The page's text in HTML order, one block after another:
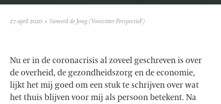
27 april 2020 Siewerd de Jong(Voorzitter PerspectieF)
Nu er in de coronacrisis al zoveel geschreven is over
de overheid, de gezondheidszorg en de economie,
lijkt het mij goed om een stuk te schrijven over wat
het thuis blijven voor mij als persoon betekent. Na